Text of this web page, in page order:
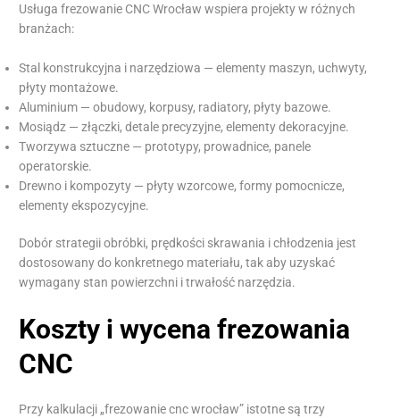
Usługa frezowanie CNC Wrocław wspiera projekty w różnych
branżach:
Stal konstrukcyjna i narzędziowa — elementy maszyn, uchwyty,
płyty montażowe.
Aluminium — obudowy, korpusy, radiatory, płyty bazowe.
Mosiądz — złączki, detale precyzyjne, elementy dekoracyjne.
Tworzywa sztuczne — prototypy, prowadnice, panele
operatorskie.
Drewno i kompozyty — płyty wzorcowe, formy pomocnicze,
elementy ekspozycyjne.
Dobór strategii obróbki, prędkości skrawania i chłodzenia jest
dostosowany do konkretnego materiału, tak aby uzyskać
wymagany stan powierzchni i trwałość narzędzia.
Koszty i wycena frezowania
CNC
Przy kalkulacji „frezowanie cnc wrocław” istotne są trzy